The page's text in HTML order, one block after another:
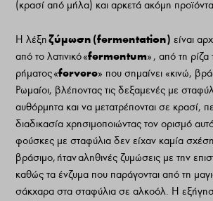
(κρασί από μήλα) και αρκετά ακόμη
Η λέξηζύμωση (fermentation) είναι
από το λατινικό «fermentum» , από τη ρίζα
ρήματος «fervere» που σημαίνει «κινώ,
Ρωμαίοι, βλέποντας τις δεξαμενές με
αυθόρμητα και να μετατρέπονται σε κρασί,
διαδικασία χρησιμοποιώντας τον ορισμό
φούσκες με σταφύλια δεν είχαν καμία
βράσιμο, ήταναληθινές ζυμώσεις με την
καθώς τα ένζυμα που παράγονται από τη
σάκχαρα στα σταφύλια σε αλκοόλ. Η